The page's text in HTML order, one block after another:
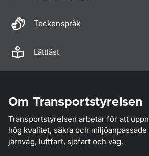
Teckenspråk
Lättläst
Om Transportstyrelsen
Transportstyrelsen arbetar för att
hög kvalitet, säkra och
järnväg, luftfart, sjöfart och väg.